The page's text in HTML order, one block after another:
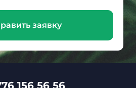
заявку
156 56 56